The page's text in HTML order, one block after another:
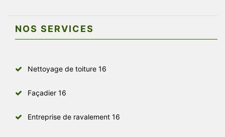
NOS SERVICES
Nettoyage de toiture 16
Façadier 16
Entreprise de ravalement 16